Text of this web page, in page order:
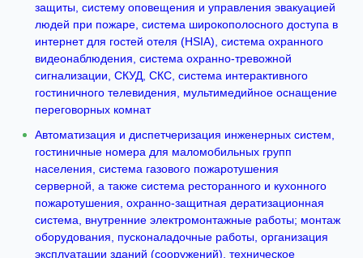
защиты, систему оповещения и управления эвакуацией
людей при пожаре, система широкополосного доступа в
интернет для гостей отеля (HSIA), система охранного
видеонаблюдения, система охранно-тревожной
сигнализации, СКУД, СКС, система интерактивного
гостиничного телевидения, мультимедийное оснащение
переговорных комнат
Автоматизация и диспетчеризация инженерных систем,
гостиничные номера для маломобильных групп
населения, система газового пожаротушения
серверной, а также система ресторанного и кухонного
пожаротушения, охранно-защитная дератизационная
система, внутренние электромонтажные работы; монтаж
оборудования, пусконаладочные работы, организация
эксплуатации зданий (сооружений), техническое